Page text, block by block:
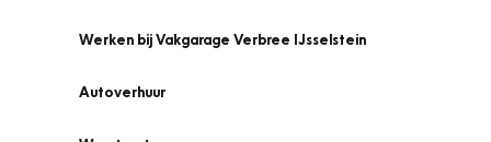
Werken bij Vakgarage Verbree IJsselstein
Autoverhuur